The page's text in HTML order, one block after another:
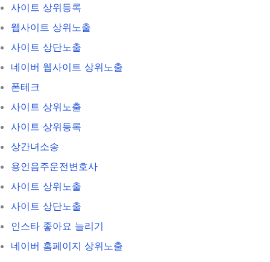
사이트 상위등록
웹사이트 상위노출
사이트 상단노출
네이버 웹사이트 상위노출
폰테크
사이트 상위노출
사이트 상위등록
상간녀소송
용인음주운전변호사
사이트 상위노출
사이트 상단노출
인스타 좋아요 늘리기
네이버 홈페이지 상위노출